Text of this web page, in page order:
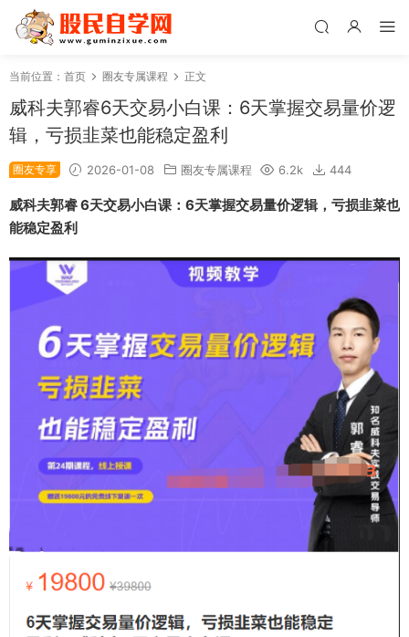
当前位置： 首页 圈友专属课程 正文
威科夫郭睿6天交易小白课：6天掌握交易量价逻
辑，亏损韭菜也能稳定盈利
圈友专享 2026-01-08 圈友专属课程 6.2k 444
威科夫郭睿 6天交易小白课：6天掌握交易量价逻辑，亏损韭菜也
能稳定盈利